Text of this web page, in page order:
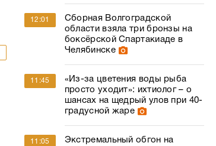
12:01
Сборная Волгоградской
области взяла три бронзы на
боксёрской Спартакиаде в
Челябинске
11:45
«Из-за цветения воды рыба
просто уходит»: ихтиолог – о
шансах на щедрый улов при 40-
градусной жаре
11:05
Экстремальный обгон на